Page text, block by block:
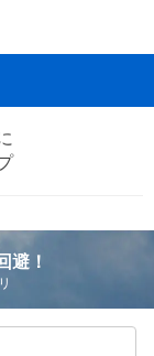
避！